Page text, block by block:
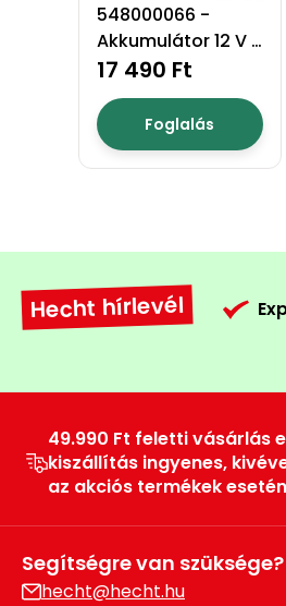
548000066 -
Akkumulátor 12 V /
12 Ah
17 490 Ft
Foglalás
Hecht hírlevél
49.990 Ft feletti vásárlás
kiszállítás ingyenes,
az akciós termékek
Segítségre van szüksége?
hecht@hecht.hu